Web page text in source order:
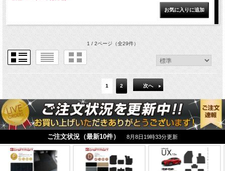
1 / 2ページ（全29件）
1 2 次へ